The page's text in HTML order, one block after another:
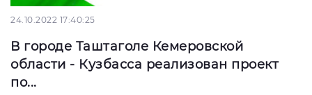
24.10.2022 17:40:25
В городе Таштаголе Кемеровской
области - Кузбасса реализован проект
по...